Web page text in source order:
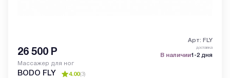
Арт: FLY
26 500 Р доставка
В наличии1-2 дня
Массажер для ног
BODO FLY 4.00(3)